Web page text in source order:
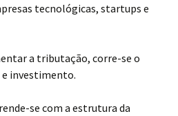
tecnológicas, startups e
a tributação, corre-se o
e investimento.
se com a estrutura da